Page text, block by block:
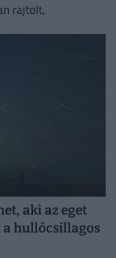
rajtolt,
aki az eget
a hullócsillagos